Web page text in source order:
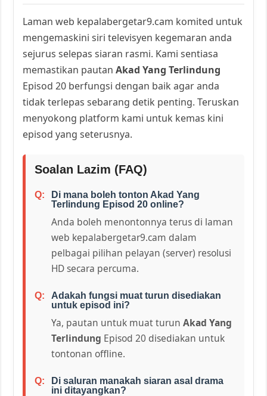
Laman web kepalabergetar9.cam komited untuk
mengemaskini siri televisyen kegemaran anda
sejurus selepas siaran rasmi. Kami sentiasa
memastikan pautanAkad Yang Terlindung
Episod 20 berfungsi dengan baik agar anda
tidak terlepas sebarang detik penting. Teruskan
menyokong platform kami untuk kemas kini
episod yang seterusnya.
Soalan Lazim (FAQ)
Di mana boleh tonton Akad Yang
Terlindung Episod 20 online?
Anda boleh menontonnya terus di laman
web kepalabergetar9.cam dalam
pelbagai pilihan pelayan (server) resolusi
HD secara percuma.
Adakah fungsi muat turun disediakan
untuk episod ini?
Ya, pautan untuk muat turunAkad Yang
Terlindung Episod 20 disediakan untuk
tontonan offline.
Di saluran manakah siaran asal drama
ini ditayangkan?